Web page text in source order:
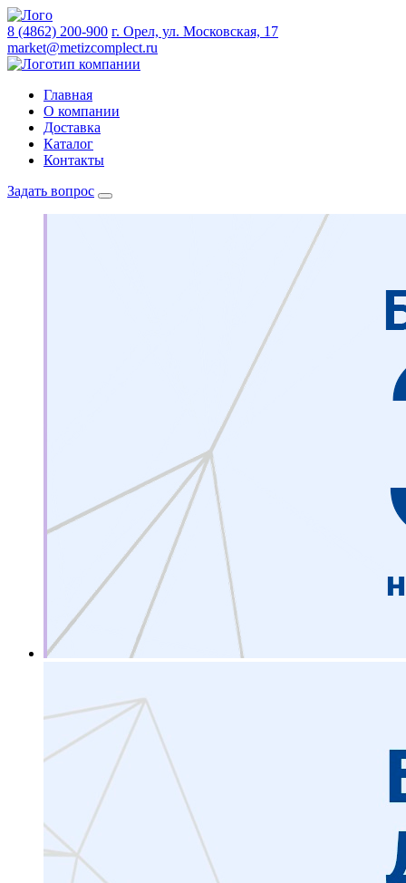
8 (4862) 200-900 г. Орел, ул. Московская, 17
market@metizcomplect.ru
Главная
О компании
Доставка
Каталог
Контакты
Задать вопрос